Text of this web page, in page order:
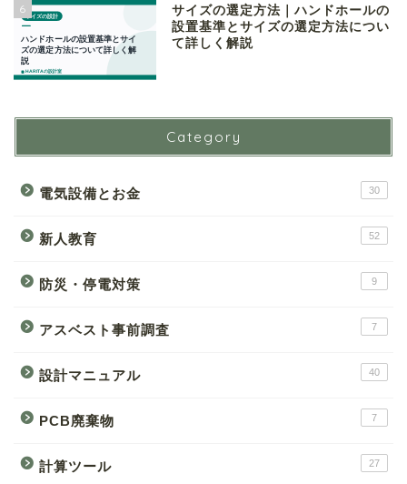
6
サイズの選定方法｜ハンドホールの
設置基準とサイズの選定方法につい
て詳しく解説
Category
電気設備とお金 30
新人教育 52
防災・停電対策 9
アスベスト事前調査 7
設計マニュアル 40
PCB廃棄物 7
計算ツール 27